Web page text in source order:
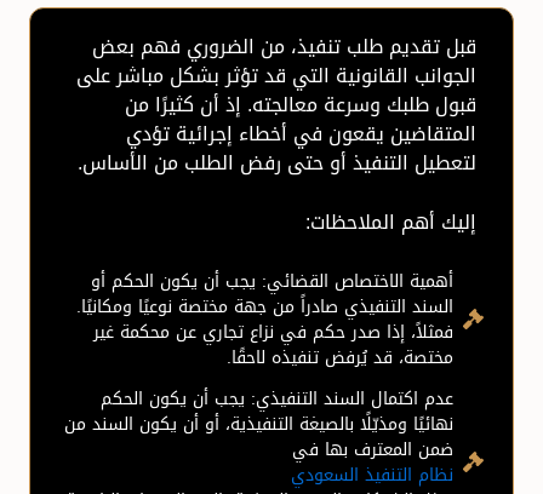
قبل تقديم طلب تنفيذ، من الضروري فهم بعض
الجوانب القانونية التي قد تؤثر بشكل مباشر على
قبول طلبك وسرعة معالجته. إذ أن كثيرًا من
المتقاضين يقعون في أخطاء إجرائية تؤدي
لتعطيل التنفيذ أو حتى رفض الطلب من الأساس.
إليك أهم الملاحظات:
أهمية الاختصاص القضائي: يجب أن يكون الحكم أو
السند التنفيذي صادراً من جهة مختصة نوعيًا ومكانيًا.
فمثلاً، إذا صدر حكم في نزاع تجاري عن محكمة غير
مختصة، قد يُرفض تنفيذه لاحقًا.
عدم اكتمال السند التنفيذي: يجب أن يكون الحكم
نهائيًا ومذيّلًا بالصيغة التنفيذية، أو أن يكون السند من
ضمن المعترف بها في
نظام التنفيذ السعودي